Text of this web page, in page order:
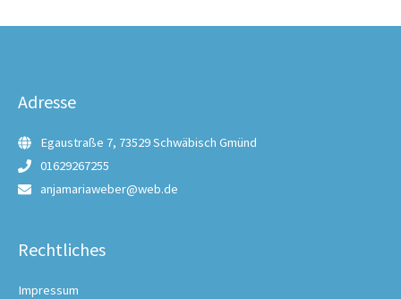
Adresse
Egaustraße 7, 73529 Schwäbisch Gmünd
01629267255
anjamariaweber@web.de
Rechtliches
Impressum